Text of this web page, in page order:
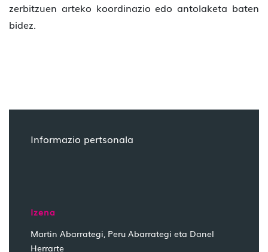
zerbitzuen arteko koordinazio edo antolaketa baten
bidez.
Informazio pertsonala
Izena
Martin Abarrategi, Peru Abarrategi eta Danel
Herrarte